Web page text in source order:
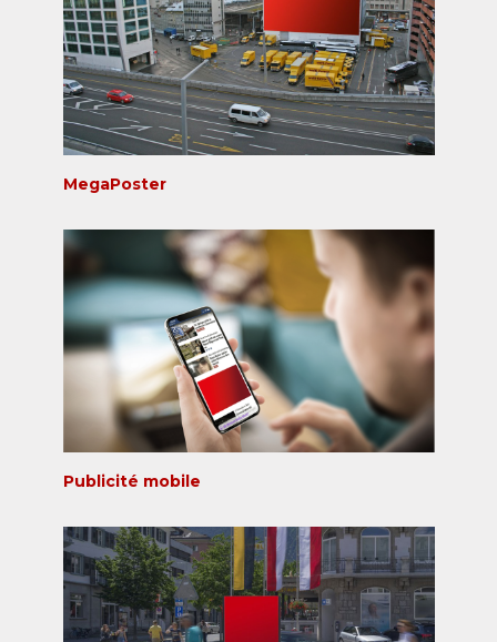
MegaPoster
Publicité mobile